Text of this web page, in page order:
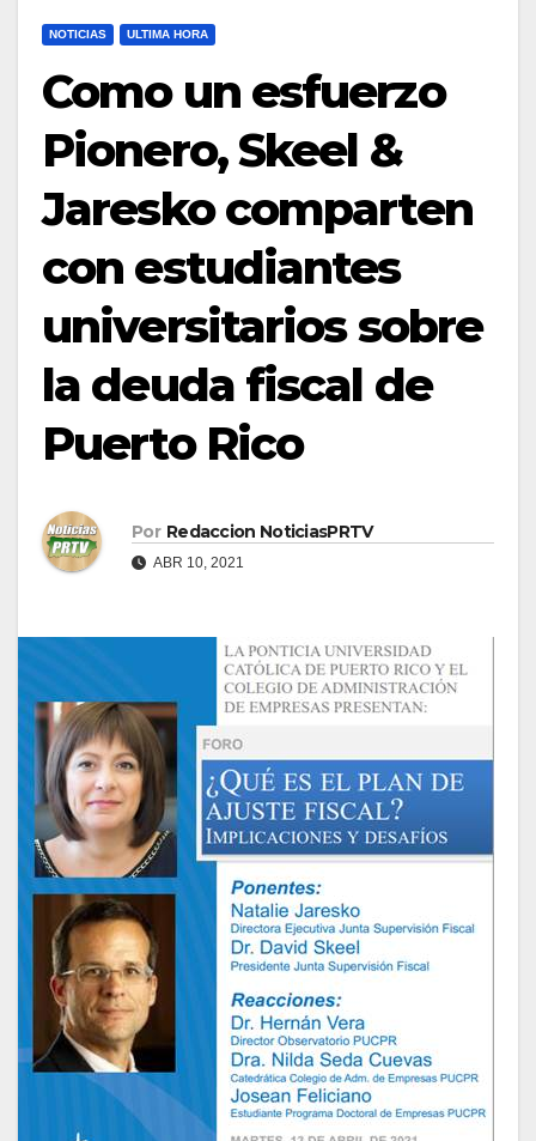
NOTICIAS ULTIMA HORA
Como un esfuerzo
Pionero, Skeel &
Jaresko comparten
con estudiantes
universitarios sobre
la deuda fiscal de
Puerto Rico
Por Redaccion NoticiasPRTV
ABR 10, 2021